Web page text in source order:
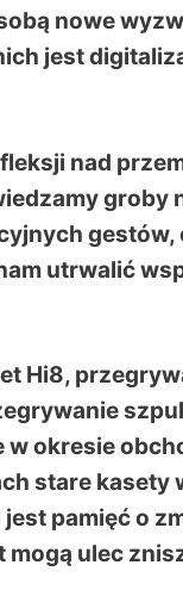
nowe
jest
nad
groby
utrwalić
Hi8,
okresie
stare
pamięć o
mogą ulec